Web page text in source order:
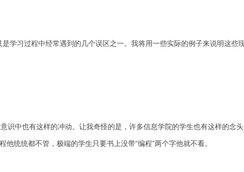
学习过程中经常遇到的几个误区之一。我将用一些实际的例子来说明这些
识中也有这样的冲动。让我奇怪的是，许多信息学院的学生也有这样的念头
他统统都不管，极端的学生只要书上没带“编程”两个字他就不看。